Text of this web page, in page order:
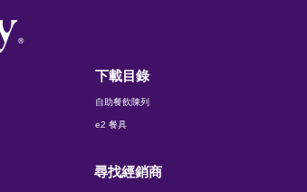
下載目錄
自助餐飲陳列
e2 餐具
尋找經銷商